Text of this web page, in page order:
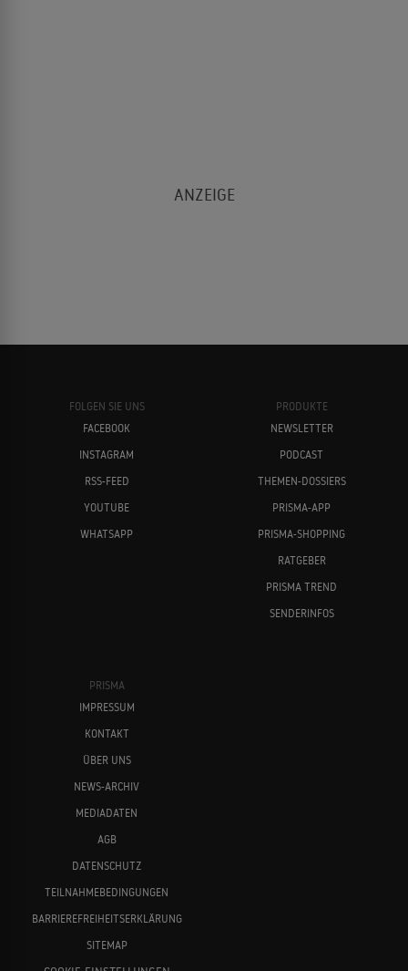
FOLGEN SIE UNS
FACEBOOK
INSTAGRAM
RSS-FEED
YOUTUBE
WHATSAPP
PRODUKTE
NEWSLETTER
PODCAST
THEMEN-DOSSIERS
PRISMA-APP
PRISMA-SHOPPING
RATGEBER
PRISMA TREND
SENDERINFOS
PRISMA
IMPRESSUM
KONTAKT
ÜBER UNS
NEWS-ARCHIV
MEDIADATEN
AGB
DATENSCHUTZ
TEILNAHMEBEDINGUNGEN
BARRIEREFREIHEITSERKLÄRUNG
SITEMAP